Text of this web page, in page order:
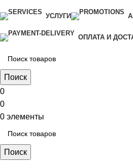
УСЛУГИ
ОПЛАТА И
Поиск
0
0
0 элементы
Поиск